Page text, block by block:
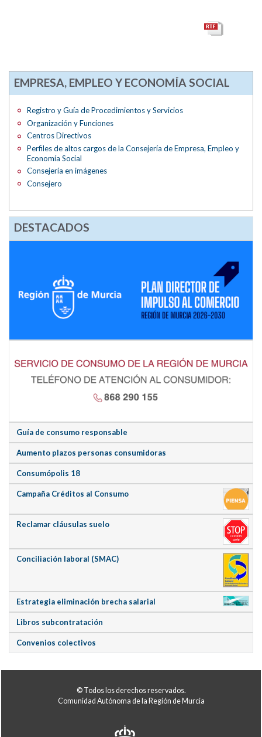
EMPRESA, EMPLEO Y ECONOMÍA SOCIAL
Registro y Guía de Procedimientos y Servicios
Organización y Funciones
Centros Directivos
Perfiles de altos cargos de la Consejería de Empresa, Empleo y
Economía Social
Consejería en imágenes
Consejero
DESTACADOS
Guía de consumo responsable
Aumento plazos personas consumidoras
Consumópolis 18
Campaña Créditos al Consumo
Reclamar cláusulas suelo
Conciliación laboral (SMAC)
Estrategia eliminación brecha salarial
Libros subcontratación
Convenios colectivos
© Todos los derechos reservados.
Comunidad Autónoma de la Región de Murcia